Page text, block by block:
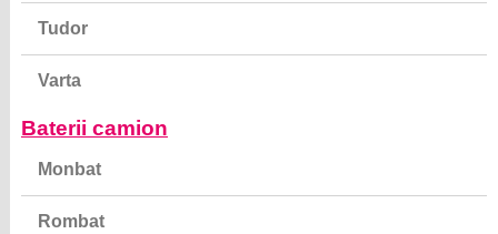
Tudor
Varta
Baterii camion
Monbat
Rombat